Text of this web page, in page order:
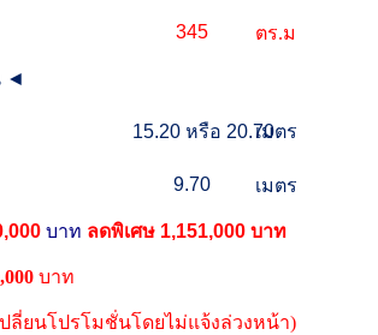
345 ตร.ม
◄
15.20 หรือ 20.70
เมตร
9.70 เมตร
บาท ลดพิเศษ 1,151,000 บาท
บาท
ลี่ยนโปรโมชั่นโดยไม่แจ้งล่วงหน้า)